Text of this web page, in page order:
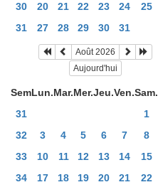
30
20 21 22 23 24 25
31
27 28 29 30 31
Août 2026
Aujourd'hui
SemLun.Mar.Mer.Jeu.Ven.Sam.
31
1
32
3 4 5 6 7 8
33
10 11 12 13 14 15
34
17 18 19 20 21 22